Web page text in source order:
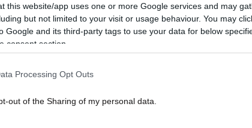
this website/app uses one or more Google services and may
but not limited to your visit or usage behaviour. You may
Google and its third-party tags to use your data for below
consent section.
Processing Opt Outs
out of the Sharing of my personal data.
του νεκρού 27χρονου στον Άγιο
ενός παιδιού»